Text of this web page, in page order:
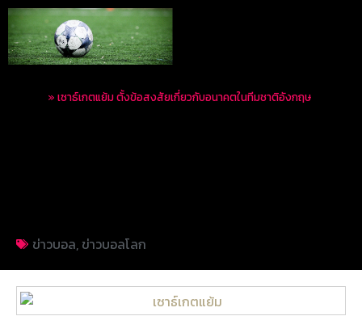
» เซาธ์เกตแย้ม ตั้งข้อสงสัยเกี่ยวกับอนาคตในทีมชาติอังกฤษ
ข่าวบอล, ข่าวบอลโลก